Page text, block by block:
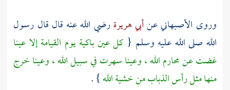
وروى الأصبهانيعنأبي هريرةرضي الله عنه قال قال رسول
الله صلى الله عليه وسلم { كل عين باكية يوم القيامة إلا عينا
غضت عن محارم الله ، وعينا سهرت في سبيل الله ، وعينا خرج
منها مثل رأس الذباب من خشية الله} .